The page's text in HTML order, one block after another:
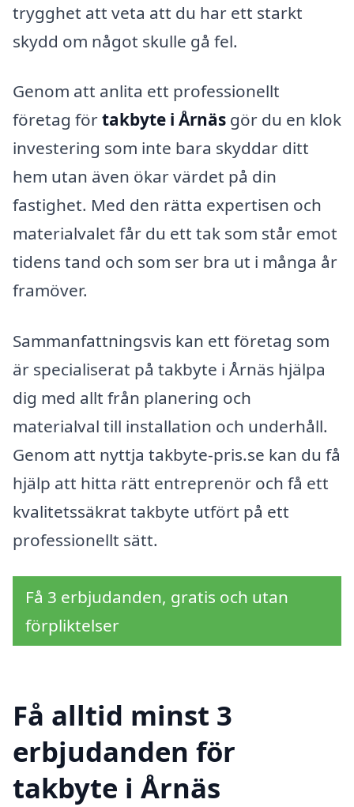
trygghet att veta att du har ett starkt
skydd om något skulle gå fel.
Genom att anlita ett professionellt
företag förtakbyte i Årnäs gör du en klok
investering som inte bara skyddar ditt
hem utan även ökar värdet på din
fastighet. Med den rätta expertisen och
materialvalet får du ett tak som står emot
tidens tand och som ser bra ut i många år
framöver.
Sammanfattningsvis kan ett företag som
är specialiserat på takbyte i Årnäs hjälpa
dig med allt från planering och
materialval till installation och underhåll.
Genom att nyttja takbyte-pris.se kan du få
hjälp att hitta rätt entreprenör och få ett
kvalitetssäkrat takbyte utfört på ett
professionellt sätt.
Få 3 erbjudanden, gratis och utan
förpliktelser
Få alltid minst 3
erbjudanden för
takbyte i Årnäs